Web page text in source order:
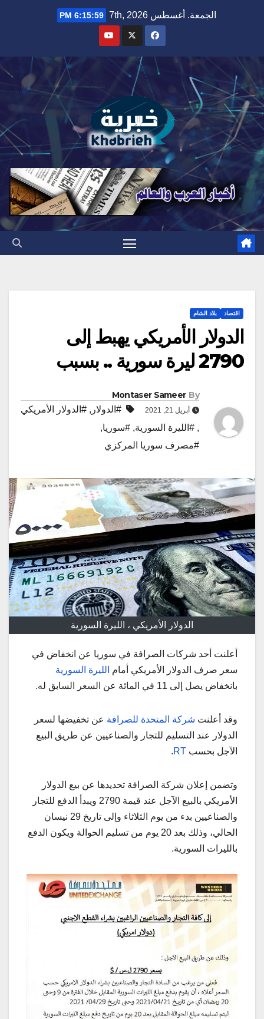
الجمعة. أغسطس 7th, 2026 6:16:00 PM
اقتصاد بلاد الشام
الدولار الأمريكي يهبط إلى
2790 ليرة سورية .. بسبب
By
Montaser Sameer
أبريل 21, 2021 #الدولار , #الدولار الأمريكي
, #الليرة السورية, #سوريا,
#مصرف سوريا المركزي
الدولار الأمريكي ، الليرة السورية
أعلنت أحد شركات الصرافة في سوريا عن انخفاض في
سعر صرف الدولار الأمريكي أمام الليرة السورية
بانخفاض يصل إلى 11 في المائة عن السعر السابق له.
وقد أعلنت شركة المتحدة للصرافة عن تخفيضها لسعر
الدولار عند التسليم للتجار والصناعيين عن طريق البيع
الآجل بحسب RT
.
وتضمن إعلان شركة الصرافة تحديدها عن بيع الدولار
الأمريكي بالبيع الآجل عند قيمة 2790 ويبدأ الدفع للتجار
والصناعيين بدء من يوم الثلاثاء وإلى تاريخ 29 نيسان
الحالي، وذلك بعد 20 يوم من تسليم الحوالة ويكون الدفع
بالليرات السورية.